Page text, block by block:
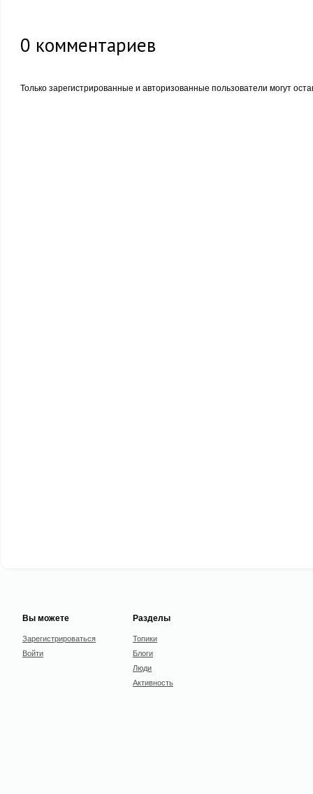
0 комментариев
Только зарегистрированные и авторизованные пользователи могут
Вы можете
Зарегистрироваться
Войти
Разделы
Топики
Блоги
Люди
Активность